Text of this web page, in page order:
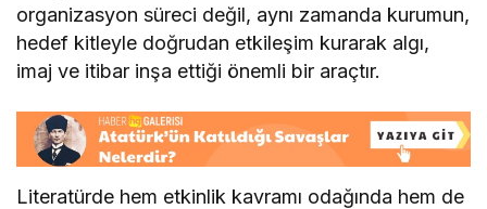
organizasyon süreci değil, aynı zamanda kurumun,
hedef kitleyle doğrudan etkileşim kurarak algı,
imaj ve itibar inşa ettiği önemli bir araçtır.
Literatürde hem etkinlik kavramı odağında hem de